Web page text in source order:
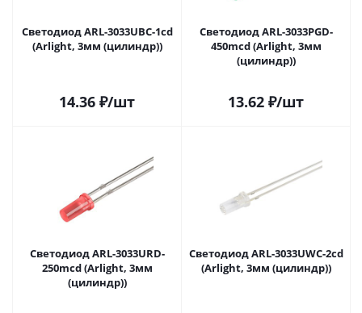
Светодиод ARL-3033UBC-1cd
(Arlight, 3мм (цилиндр))
14.36 ₽/шт
Светодиод ARL-3033PGD-
450mcd (Arlight, 3мм
(цилиндр))
13.62 ₽/шт
Светодиод ARL-3033URD-
250mcd (Arlight, 3мм
(цилиндр))
Светодиод ARL-3033UWC-2cd
(Arlight, 3мм (цилиндр))